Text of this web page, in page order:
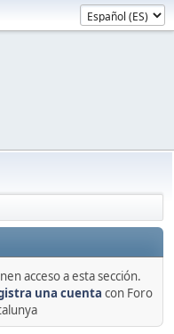
acceso a esta sección.
una cuenta con Foro